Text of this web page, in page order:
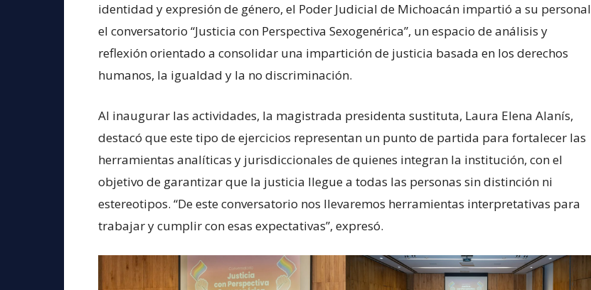
identidad y expresión de género, el Poder Judicial de Michoacán impartió a su personal
el conversatorio “Justicia con Perspectiva Sexogenérica”, un espacio de análisis y
reflexión orientado a consolidar una impartición de justicia basada en los derechos
humanos, la igualdad y la no discriminación.
Al inaugurar las actividades, la magistrada presidenta sustituta, Laura Elena Alanís,
destacó que este tipo de ejercicios representan un punto de partida para fortalecer las
herramientas analíticas y jurisdiccionales de quienes integran la institución, con el
objetivo de garantizar que la justicia llegue a todas las personas sin distinción ni
estereotipos. “De este conversatorio nos llevaremos herramientas interpretativas para
trabajar y cumplir con esas expectativas”, expresó.